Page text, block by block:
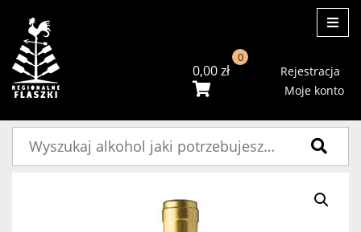
0,00zł
0
Rejestracja
Moje konto